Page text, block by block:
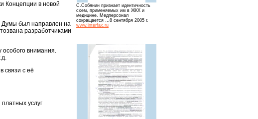
С.Собянин признает идентичность
схем, применяемых им в ЖКХ и
медицине. Медперсонал
сокращается …8 сентября 2005 г.
www.interfax.ru
Концепции в новой
Думы был направлен на
разработчиками
особого внимания.
связи с её
услуг